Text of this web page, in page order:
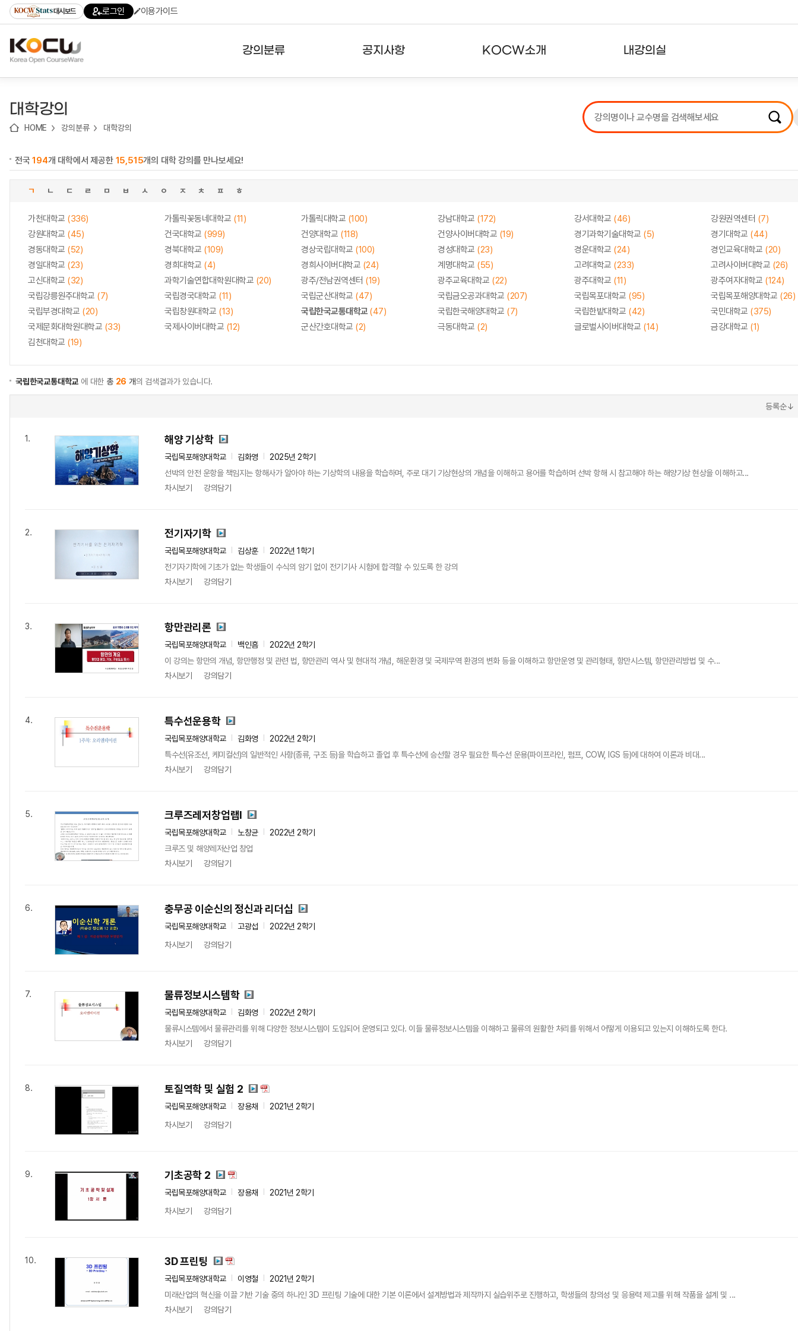
기
기
기
content)
가
대시보드 로그인 이용가이드
강의분류 공지사항 KOCW소개 내강의실
강의리스트
수강확인증강의
대학강의
HOME 강의분류 대학강의
전국194개 대학에서 제공한 15,515개의 대학 강의를 만나보세요!
ㄱ ㄴ ㄷ ㄹ ㅁ ㅂ ㅅ ㅇ ㅈ ㅊ ㅍ ㅎ
가천대학교 (336) 가톨릭꽃동네대학교 (11) 가톨릭대학교 (100) 강남대학교 (172) 강서대학교 (46) 강원권역센터 (7)
강원대학교 (45) 건국대학교 (999) 건양대학교 (118) 건양사이버대학교 (19) 경기과학기술대학교 (5) 경기대학교 (44)
경동대학교 (52) 경북대학교 (109) 경상국립대학교 (100) 경성대학교 (23) 경운대학교 (24) 경인교육대학교 (20)
경일대학교 (23) 경희대학교 (4) 경희사이버대학교 (24) 계명대학교 (55) 고려대학교 (233) 고려사이버대학교 (26)
고신대학교 (32) 과학기술연합대학원대학교 (20) 광주/전남권역센터 (19) 광주교육대학교 (22) 광주대학교 (11) 광주여자대학교 (124)
국립강릉원주대학교 (7) 국립경국대학교 (11) 국립군산대학교 (47) 국립금오공과대학교 (207) 국립목포대학교 (95) 국립목포해양대학교 (26)
국립부경대학교 (20) 국립창원대학교 (13) 국립한국교통대학교(47) 국립한국해양대학교 (7) 국립한밭대학교 (42) 국민대학교 (375)
국제문화대학원대학교 (33) 국제사이버대학교 (12) 군산간호대학교 (2) 극동대학교 (2) 글로벌사이버대학교 (14) 금강대학교 (1)
김천대학교 (19)
국립한국교통대학교 에 대한 총 26 개의 검색결과가 있습니다.
등록순↓
1. 해양 기상학
국립목포해양대학교 김화영
2025년 2학기
선박의 안전 운항을 책임지는 항해사가 알아야 하는 기상학의 내용을 학습하며, 주로 대기 기상현상의 개념을 이해하고 용어를 학습하며 선박 항해 시 참고해야 하는 해양기상 현상을 이해하고...
차시보기
강의담기
2. 전기자기학
국립목포해양대학교 김상훈
2022년 1학기
전기자기학에 기초가 없는 학생들이 수식의 암기 없이 전기기사 시험에 합격할 수 있도록 한 강의
차시보기
강의담기
3. 항만관리론
국립목포해양대학교 백인흠
2022년 2학기
이 강의는 항만의 개념, 항만행정 및 관련 법, 항만관리 역사 및 현대적 개념, 해운환경 및 국제무역 환경의 변화 등을 이해하고 항만운영 및 관리형태, 항만시스템, 항만관리방법 및 수...
차시보기
강의담기
4. 특수선운용학
국립목포해양대학교 김화영
2022년 2학기
특수선(유조선, 케미컬선)의 일반적인 사항(종류, 구조 등)을 학습하고 졸업 후 특수선에 승선할 경우 필요한 특수선 운용(파이프라인, 펌프, COW, IGS 등)에 대하여 이론과 비대...
차시보기
강의담기
5. 크루즈레저창업랩I
국립목포해양대학교 노창균
2022년 2학기
크루즈 및 해양레저산업 창업
차시보기
강의담기
6. 충무공 이순신의 정신과 리더십
국립목포해양대학교 고광섭
2022년 2학기
차시보기
강의담기
7. 물류정보시스템학
국립목포해양대학교 김화영
2022년 2학기
물류시스템에서 물류관리를 위해 다양한 정보시스템이 도입되어 운영되고 있다. 이들 물류정보시스템을 이해하고 물류의 원활한 처리를 위해서 어떻게 이용되고 있는지 이해하도록 한다.
차시보기
강의담기
8. 토질역학 및 실험 2
국립목포해양대학교 장용채
2021년 2학기
차시보기
강의담기
9. 기초공학 2
국립목포해양대학교 장용채
2021년 2학기
차시보기
강의담기
10. 3D 프린팅
국립목포해양대학교 이영철
2021년 2학기
미래산업의 혁신을 이끌 기반 기술 중의 하나인 3D 프린팅 기술에 대한 기본 이론에서 설계방법과 제작까지 실습위주로 진행하고, 학생들의 창의성 및 응용력 제고를 위해 작품을 설계 및 ...
차시보기
강의담기